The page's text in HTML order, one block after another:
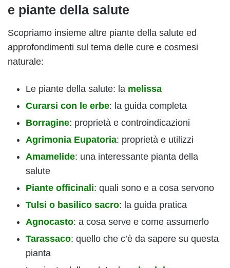
e piante della salute
Scopriamo insieme altre piante della salute ed
approfondimenti sul tema delle cure e cosmesi
naturale:
Le piante della salute: la melissa
Curarsi con le erbe: la guida completa
Borragine: proprietà e controindicazioni
Agrimonia Eupatoria: proprietà e utilizzi
Amamelide: una interessante pianta della
salute
Piante officinali: quali sono e a cosa servono
Tulsi o basilico sacro: la guida pratica
Agnocasto: a cosa serve e come assumerlo
Tarassaco: quello che c’è da sapere su questa
pianta